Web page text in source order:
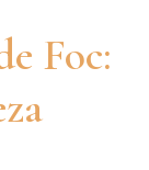
Foc: